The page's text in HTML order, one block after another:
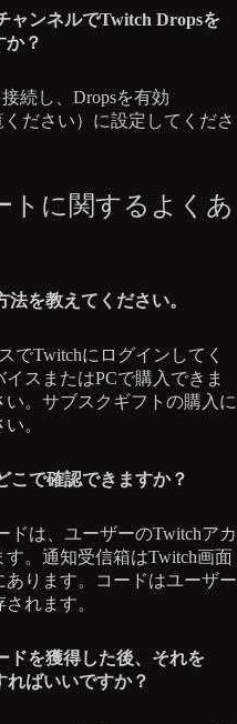
ャンネルでTwitch Dropsを
か？
続し、Dropsを有効
ください）に設定してくださ
トに関するよくあ
を教えてください。
でTwitchにログインしてく
スまたはPCで購入できま
い。サブスクギフトの購入に
。
こで確認できますか？
ドは、ユーザーのTwitchアカ
。通知受信箱はTwitch画面
ります。コードはユーザー
れます。
ドを獲得した後、それを
ればいいですか？